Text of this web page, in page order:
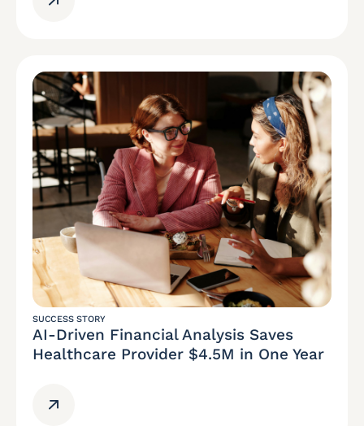
SUCCESS STORY
AI-Driven Financial Analysis Saves
Healthcare Provider $4.5M in One Year